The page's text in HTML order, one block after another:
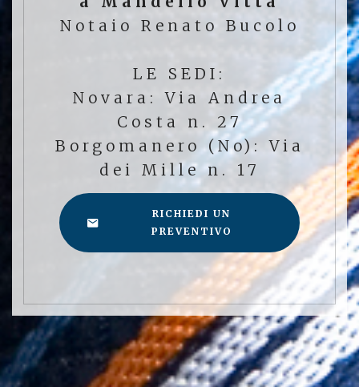
Notaio Renato Bucolo
LE SEDI:
Novara: Via Andrea
Costa n. 27
Borgomanero (No): Via
dei Mille n. 17
RICHIEDI UN
PREVENTIVO